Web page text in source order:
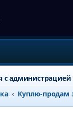
с администрацией
Куплю-продам